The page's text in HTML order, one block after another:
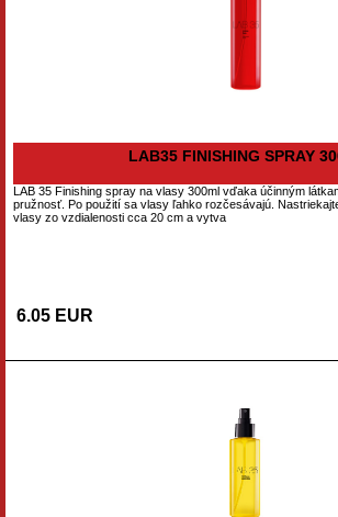
LAB35 FINISHING SPRAY
LAB 35 Finishing spray na vlasy 300ml vďaka účinným
pružnosť. Po použití sa vlasy ľahko rozčesávajú.
vlasy zo vzdialenosti cca 20 cm a vytva
6.05 EUR